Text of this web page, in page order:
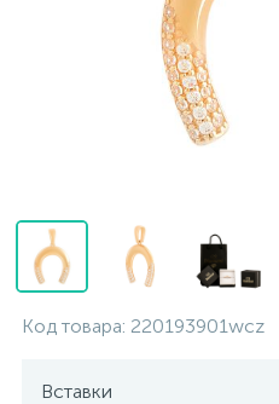
Код товара: 220193901wcz
Вставки
Серебряные колье
Серебряные цепочки
Серебряные сувениры